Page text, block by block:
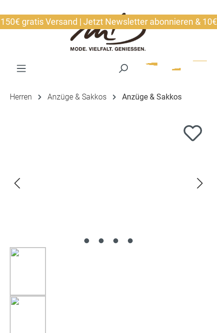
gratis Versand | Jetzt Newsletter abonnieren & 10€
Herren Anzüge & Sakkos Anzüge & Sakkos